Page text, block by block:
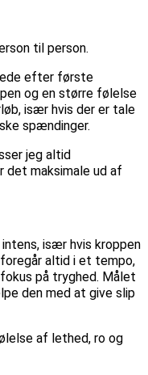
til person.
efter første
og en større følelse
især hvis der er tale
spændinger.
jeg altid
det maksimale ud af
især hvis kroppen
altid i et tempo,
på tryghed. Målet
den med at give slip
af lethed, ro og